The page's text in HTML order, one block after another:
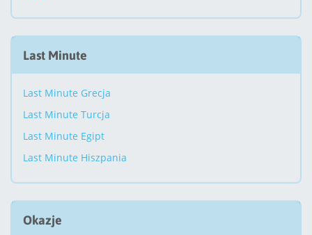
Last Minute
Last Minute Grecja
Last Minute Turcja
Last Minute Egipt
Last Minute Hiszpania
Okazje